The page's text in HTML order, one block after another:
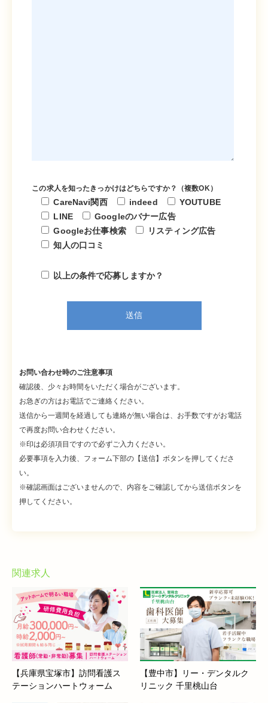
この求人を知ったきっかけはどちらですか？（複数OK）
CareNavi関西 indeed
YOUTUBE
LINE
Googleのバナー広告
Googleお仕事検索
リスティング広告
知人の口コミ
以上の条件で応募しますか？
お問い合わせ時のご注意事項
確認後、少々お時間をいただく場合がございます。
お急ぎの方はお電話でご連絡ください。
送信から一週間を経過しても連絡が無い場合は、お手数ですがお電話
で再度お問い合わせください。
※印は必須項目ですので必ずご入力ください。
必要事項を入力後、フォーム下部の【送信】ボタンを押してくださ
い。
※確認画面はございませんので、内容をご確認してから送信ボタンを
押してください。
関連求人
【兵庫県宝塚市】訪問看護ス
テーションハートウォーム
【豊中市】リー・デンタルク
リニック 千里桃山台